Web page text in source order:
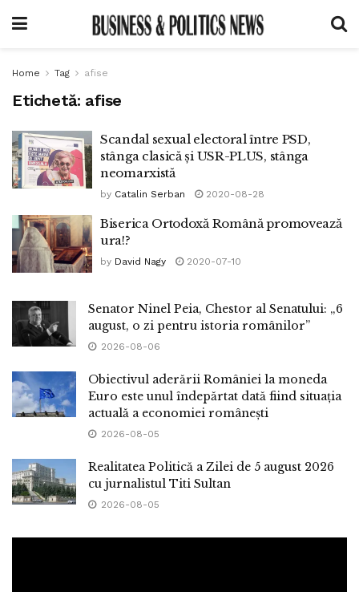
Home Tag afise
Etichetă: afise
Scandal sexual electoral între PSD,
stânga clasică și USR-PLUS, stânga
neomarxistă
by Catalin Serban 2020-08-28
Biserica Ortodoxă Română promovează
ura!?
by David Nagy 2020-07-10
Senator Ninel Peia, Chestor al Senatului: „6
august, o zi pentru istoria românilor”
2026-08-06
Obiectivul aderării României la moneda
Euro este unul îndepărtat dată fiind situația
actuală a economiei românești
2026-08-05
Realitatea Politică a Zilei de 5 august 2026
cu jurnalistul Titi Sultan
2026-08-05